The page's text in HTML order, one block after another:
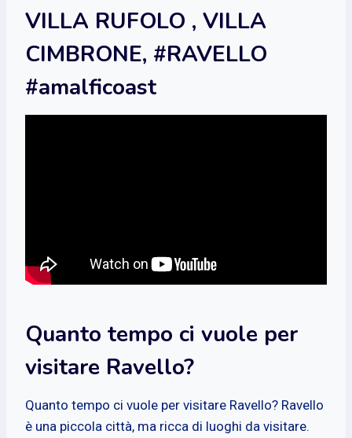
VILLA RUFOLO , VILLA
CIMBRONE, #RAVELLO
#amalficoast
Quanto tempo ci vuole per
visitare Ravello?
Quanto tempo ci vuole per visitare Ravello? Ravello
è una piccola città, ma ricca di luoghi da visitare.